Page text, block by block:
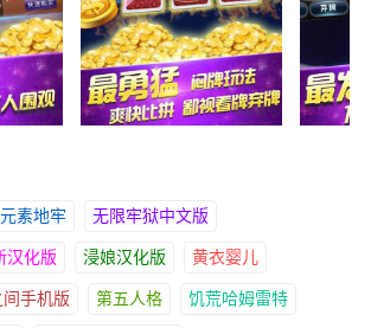
。
局，支持创建私人空间邀请伙伴加入，自定义
回馈机制。
捷，对局过程无延迟卡顿，显著优化使用感
乐项目，规则传统易于掌握，带来全面优质
元素地牢 无限牢狱中文版
汉化版 浸娘汉化版 黄衣婴儿
手机版 第五人格 饥荒哈姆雷特